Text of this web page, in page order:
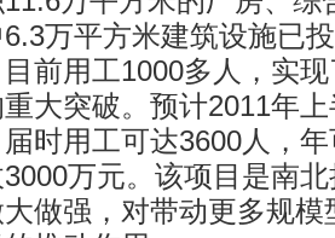
万平方米建筑设施已
前用工1000多人，实
大突破。预计2011年
时用工可达3600人，
万元。该项目是南
做强，对带动更多规